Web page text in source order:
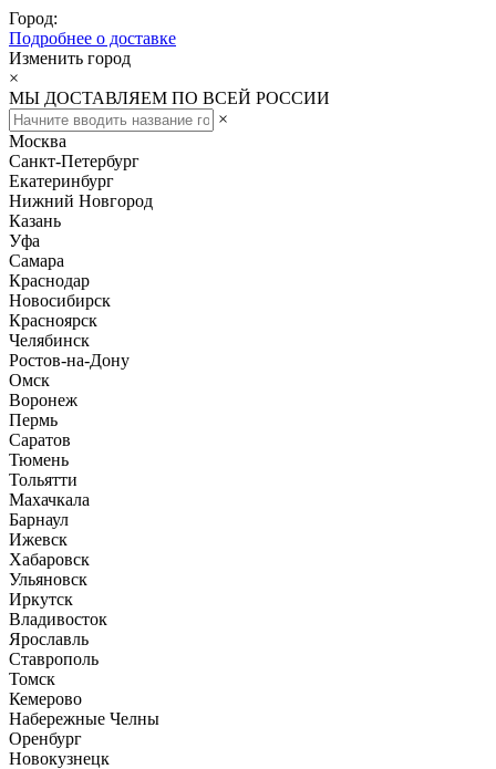
Город:
Подробнее о доставке
Изменить город
×
МЫ ДОСТАВЛЯЕМ ПО ВСЕЙ РОССИИ
×
Москва
Санкт-Петербург
Екатеринбург
Нижний Новгород
Казань
Уфа
Самара
Краснодар
Новосибирск
Красноярск
Челябинск
Ростов-на-Дону
Омск
Воронеж
Пермь
Саратов
Тюмень
Тольятти
Махачкала
Барнаул
Ижевск
Хабаровск
Ульяновск
Иркутск
Владивосток
Ярославль
Ставрополь
Томск
Кемерово
Набережные Челны
Оренбург
Новокузнецк